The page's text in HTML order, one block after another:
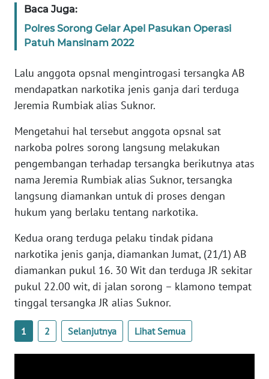
Baca Juga:
Polres Sorong Gelar Apel Pasukan Operasi
Patuh Mansinam 2022
Lalu anggota opsnal mengintrogasi tersangka AB
mendapatkan narkotika jenis ganja dari terduga
Jeremia Rumbiak alias Suknor.
Mengetahui hal tersebut anggota opsnal sat
narkoba polres sorong langsung melakukan
pengembangan terhadap tersangka berikutnya atas
nama Jeremia Rumbiak alias Suknor, tersangka
langsung diamankan untuk di proses dengan
hukum yang berlaku tentang narkotika.
Kedua orang terduga pelaku tindak pidana
narkotika jenis ganja, diamankan Jumat, (21/1) AB
diamankan pukul 16. 30 Wit dan terduga JR sekitar
pukul 22.00 wit, di jalan sorong – klamono tempat
tinggal tersangka JR alias Suknor.
1 2 Selanjutnya Lihat Semua
PAPUA
WN
WN
RIAU
WN
SERAMBI
WN
JAMBI
SULTRA
WN
NTB
SULTENG